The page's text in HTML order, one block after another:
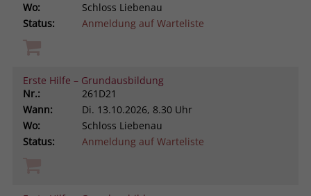
Wo:
Schloss Liebenau
Status:
Anmeldung auf Warteliste
Erste Hilfe – Grundausbildung
Nr.:
261D21
Wann:
Di. 13.10.2026, 8.30 Uhr
Wo:
Schloss Liebenau
Status:
Anmeldung auf Warteliste